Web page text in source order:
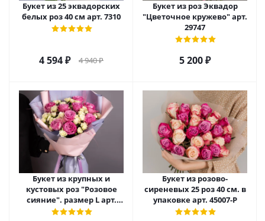
Букет из 25 эквадорских
белых роз 40 см арт. 7310
4 594₽ 4 940₽
Букет из роз Эквадор
"Цветочное кружево" арт.
29747
5 200₽
Букет из крупных и
кустовых роз "Розовое
сияние". размер L арт.
28483/L
Букет из розово-
сиреневых 25 роз 40 см. в
упаковке арт. 45007-Р